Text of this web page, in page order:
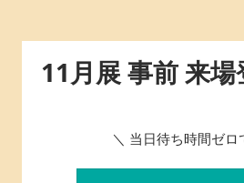
11月展 事前 来
＼ 当日待ち時間ゼロ